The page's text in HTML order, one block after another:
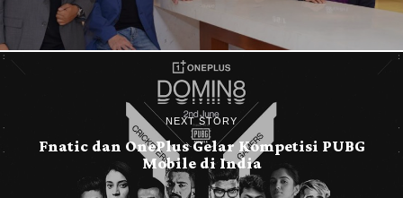
NEXT STORY
Fnatic dan OnePlus Gelar Kompetisi PUBG
Mobile di India